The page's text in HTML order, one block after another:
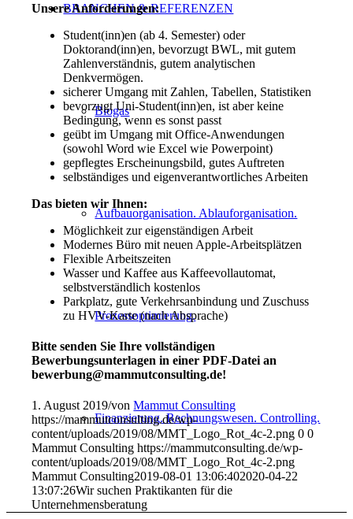
BRANCHEN & REFERENZEN
Biogas
Aufbauorganisation. Ablauforganisation.
Prozessoptimierung.
Finanzierung. Rechnungswesen. Controlling.
Unsere Anforderungen:
Student(inn)en (ab 4. Semester) oder
Doktorand(inn)en, bevorzugt BWL, mit gutem
Zahlenverständnis, gutem analytischen
Denkvermögen.
sicherer Umgang mit Zahlen, Tabellen, Statistiken
bevorzugt Uni-Student(inn)en, ist aber keine
Bedingung, wenn es sonst passt
geübt im Umgang mit Office-Anwendungen
(sowohl Word wie Excel wie Powerpoint)
gepflegtes Erscheinungsbild, gutes Auftreten
selbständiges und eigenverantwortliches Arbeiten
Das bieten wir Ihnen:
Möglichkeit zur eigenständigen Arbeit
Modernes Büro mit neuen Apple-Arbeitsplätzen
Flexible Arbeitszeiten
Wasser und Kaffee aus Kaffeevollautomat,
selbstverständlich kostenlos
Parkplatz, gute Verkehrsanbindung und Zuschuss
zu HVV-Karte (nach Absprache)
Bitte senden Sie Ihre vollständigen
Bewerbungsunterlagen in einer PDF-Datei an
bewerbung@mammutconsulting.de!
1. August 2019/vonMammut Consulting
https://mammutconsulting.de/wp-
content/uploads/2019/08/MMT_Logo_Rot_4c-2.png 0 0
Mammut Consulting https://mammutconsulting.de/wp-
content/uploads/2019/08/MMT_Logo_Rot_4c-2.png
Mammut Consulting2019-08-01 13:06:402020-04-22
13:07:26Wir suchen Praktikanten für die
Unternehmensberatung